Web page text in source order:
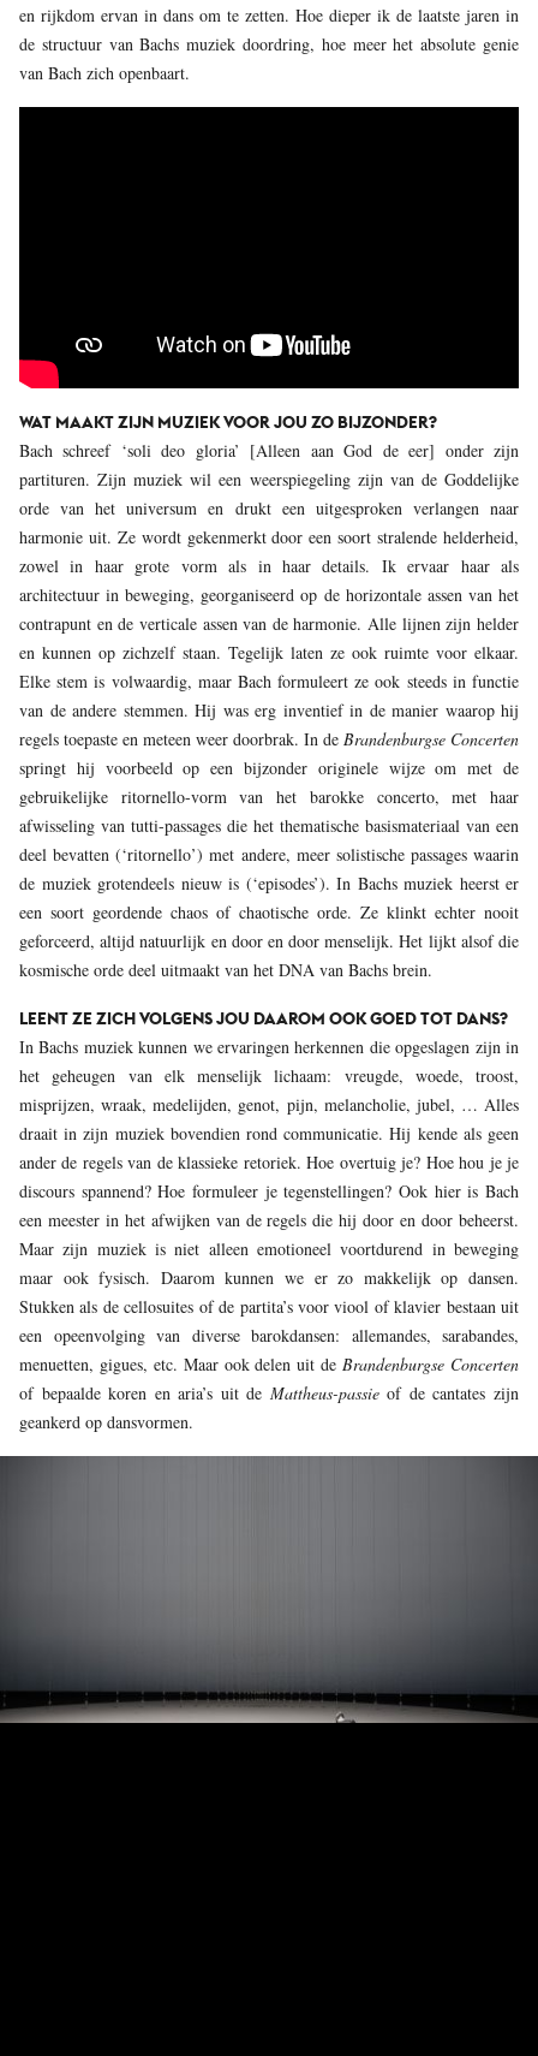
en rijkdom ervan in dans om te zetten. Hoe dieper ik de laatste jaren in
de structuur van Bachs muziek doordring, hoe meer het absolute genie
van Bach zich openbaart.
WAT MAAKT ZIJN MUZIEK VOOR JOU ZO BIJZONDER?
Bach schreef ‘soli deo gloria’ [Alleen aan God de eer] onder zijn
partituren. Zijn muziek wil een weerspiegeling zijn van de Goddelijke
orde van het universum en drukt een uitgesproken verlangen naar
harmonie uit. Ze wordt gekenmerkt door een soort stralende helderheid,
zowel in haar grote vorm als in haar details. Ik ervaar haar als
architectuur in beweging, georganiseerd op de horizontale assen van het
contrapunt en de verticale assen van de harmonie. Alle lijnen zijn helder
en kunnen op zichzelf staan. Tegelijk laten ze ook ruimte voor elkaar.
Elke stem is volwaardig, maar Bach formuleert ze ook steeds in functie
van de andere stemmen. Hij was erg inventief in de manier waarop hij
regels toepaste en meteen weer doorbrak. In de Brandenburgse Concerten
springt hij voorbeeld op een bijzonder originele wijze om met de
gebruikelijke ritornello-vorm van het barokke concerto, met haar
afwisseling van tutti-passages die het thematische basismateriaal van een
deel bevatten (‘ritornello’) met andere, meer solistische passages waarin
de muziek grotendeels nieuw is (‘episodes’). In Bachs muziek heerst er
een soort geordende chaos of chaotische orde. Ze klinkt echter nooit
geforceerd, altijd natuurlijk en door en door menselijk. Het lijkt alsof die
kosmische orde deel uitmaakt van het DNA van Bachs brein.
LEENT ZE ZICH VOLGENS JOU DAAROM OOK GOED TOT DANS?
In Bachs muziek kunnen we ervaringen herkennen die opgeslagen zijn in
het geheugen van elk menselijk lichaam: vreugde, woede, troost,
misprijzen, wraak, medelijden, genot, pijn, melancholie, jubel, … Alles
draait in zijn muziek bovendien rond communicatie. Hij kende als geen
ander de regels van de klassieke retoriek. Hoe overtuig je? Hoe hou je je
discours spannend? Hoe formuleer je tegenstellingen? Ook hier is Bach
een meester in het afwijken van de regels die hij door en door beheerst.
Maar zijn muziek is niet alleen emotioneel voortdurend in beweging
maar ook fysisch. Daarom kunnen we er zo makkelijk op dansen.
Stukken als de cellosuites of de partita’s voor viool of klavier bestaan uit
een opeenvolging van diverse barokdansen: allemandes, sarabandes,
menuetten, gigues, etc. Maar ook delen uit deBrandenburgse Concerten
of bepaalde koren en aria’s uit de Mattheus-passieof de cantates zijn
geankerd op dansvormen.